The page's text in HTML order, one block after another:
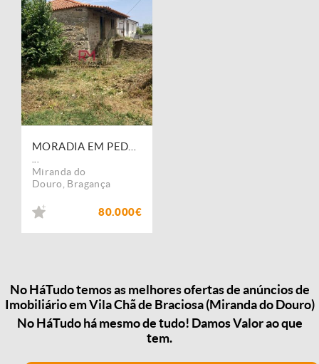
Miranda do
Douro Bragança
80.000€
No HáTudo temos as melhores ofertas de anúncios de
Imobiliário em Vila Chã de Braciosa (Miranda do Douro)
No HáTudo há mesmo de tudo! Damos Valor ao que
tem.